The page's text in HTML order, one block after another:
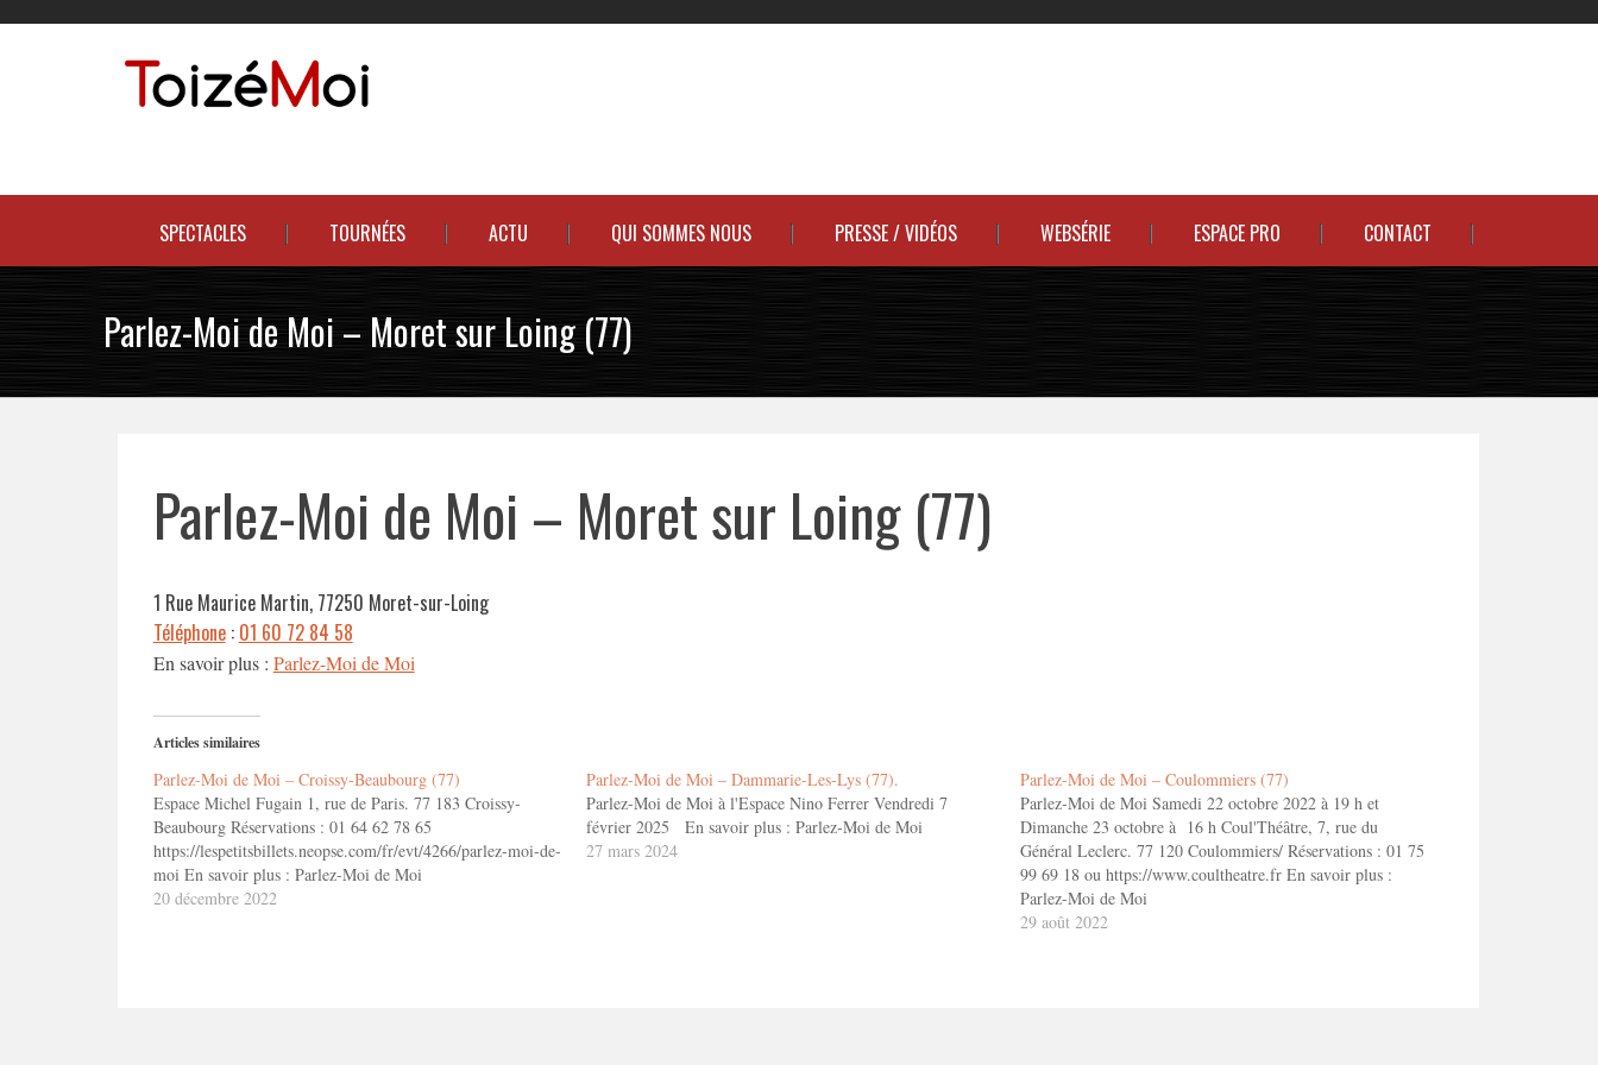
SPECTACLES TOURNÉES ACTU QUI SOMMES NOUS PRESSE / VIDÉOS WEBSÉRIE ESPACE PRO CONTACT
Parlez-Moi de Moi – Moret sur Loing (77)
Parlez-Moi de Moi – Moret sur Loing (77)
1 Rue Maurice Martin, 77250 Moret-sur-Loing
Téléphone: 01 60 72 84 58
En savoir plus : Parlez-Moi de Moi
Articles similaires
Parlez-Moi de Moi – Croissy-Beaubourg (77)
Espace Michel Fugain 1, rue de Paris. 77 183 Croissy-
Beaubourg Réservations : 01 64 62 78 65
https://lespetitsbillets.neopse.com/fr/evt/4266/parlez-moi-de-
moi En savoir plus : Parlez-Moi de Moi
20 décembre 2022
Parlez-Moi de Moi – Dammarie-Les-Lys (77).
Parlez-Moi de Moi à l'Espace Nino Ferrer Vendredi 7
février 2025 En savoir plus : Parlez-Moi de Moi
27 mars 2024
Parlez-Moi de Moi – Coulommiers (77)
Parlez-Moi de Moi Samedi 22 octobre 2022 à 19 h et
Dimanche 23 octobre à 16 h Coul'Théâtre, 7, rue du
Général Leclerc. 77 120 Coulommiers/ Réservations : 01 75
99 69 18 ou https://www.coultheatre.fr En savoir plus :
Parlez-Moi de Moi
29 août 2022